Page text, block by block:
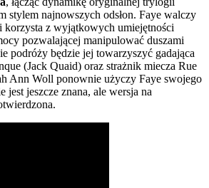
stylem najnowszych odsłon. Faye walczy
korzysta z wyjątkowych umiejętności
pozwalającej manipulować duszami
podróży będzie jej towarzyszyć gadająca
(Jack Quaid) oraz strażnik miecza Rue
Ann Woll ponownie użyczy Faye swojego
jest jeszcze znana, ale wersja na